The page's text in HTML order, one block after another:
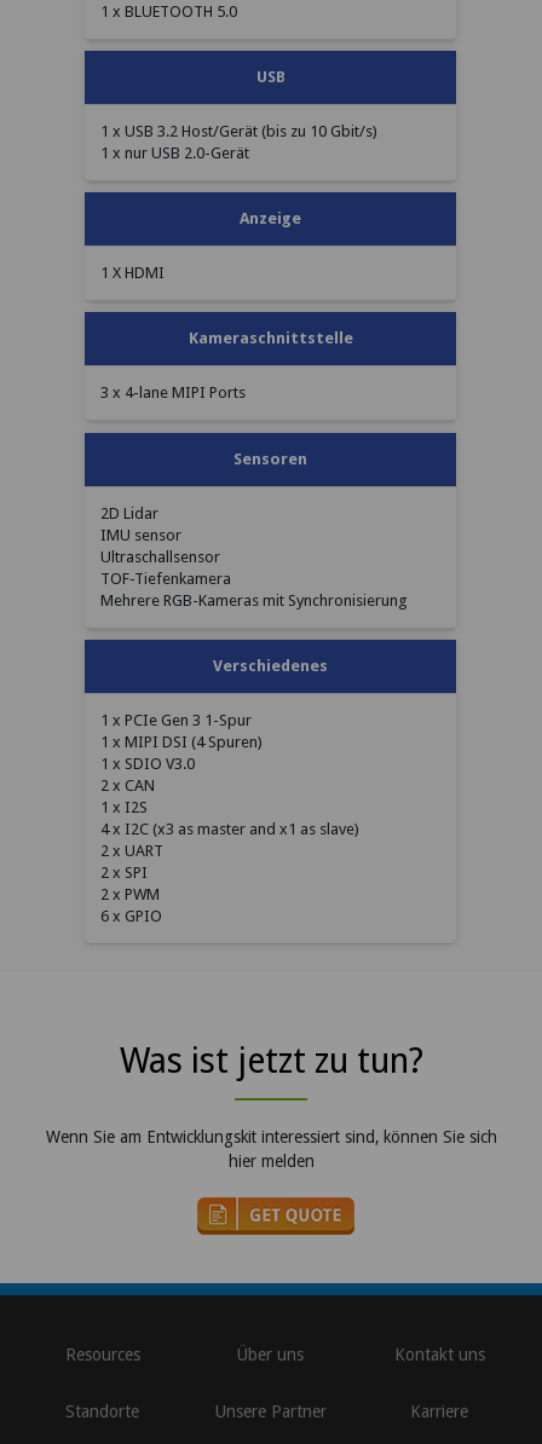
1 x BLUETOOTH 5.0
USB
1 x USB 3.2 Host/Gerät (bis zu 10 Gbit/s)
1 x nur USB 2.0-Gerät
Anzeige
1 X HDMI
Kameraschnittstelle
3 x 4-lane MIPI Ports
Sensoren
2D Lidar
IMU sensor
Ultraschallsensor
TOF-Tiefenkamera
Mehrere RGB-Kameras mit Synchronisierung
Verschiedenes
1 x PCIe Gen 3 1-Spur
1 x MIPI DSI (4 Spuren)
1 x SDIO V3.0
2 x CAN
1 x I2S
4 x I2C (x3 as master and x1 as slave)
2 x UART
2 x SPI
2 x PWM
6 x GPIO
Was ist jetzt zu tun?
Wenn Sie am Entwicklungskit interessiert sind, können Sie sich
hier melden
Resources Über uns Kontakt uns
Standorte Unsere Partner Karriere
\